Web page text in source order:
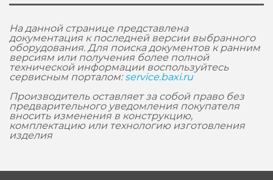
На данной странице представлена
документация к последней версии выбранного
оборудования. Для поиска документов к ранним
версиям или получения более полной
технической информации воспользуйтесь
сервисным порталом:service.baxi.ru
Производитель оставляет за собой право без
предварительного уведомления покупателя
вносить изменения в конструкцию,
комплектацию или технологию изготовления
изделия